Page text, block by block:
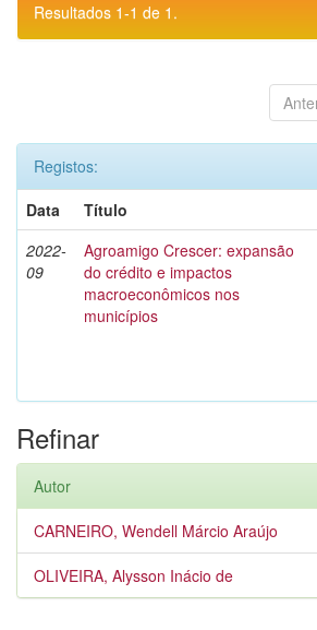
Resultados 1-1 de 1.
Registos:
Data
Título
2022-
09
Agroamigo Crescer: expansão
do crédito e impactos
macroeconômicos nos
municípios
Refinar
Autor
CARNEIRO, Wendell Márcio Araújo
OLIVEIRA, Alysson Inácio de